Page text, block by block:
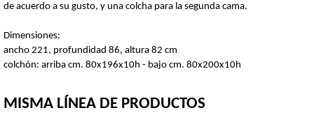
de acuerdo a su gusto, y una colcha para la segunda cama.
Dimensiones:
ancho 221, profundidad 86, altura 82 cm
colchón: arriba cm. 80x196x10h - bajo cm. 80x200x10h
MISMA LÍNEA DE PRODUCTOS